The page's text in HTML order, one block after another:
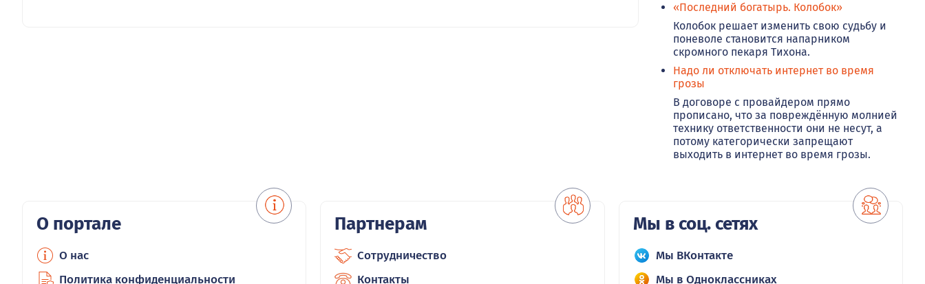
«Последний богатырь. Колобок»
Колобок решает изменить свою судьбу и
поневоле становится напарником
скромного пекаря Тихона.
Надо ли отключать интернет во время
грозы
В договоре с провайдером прямо
прописано, что за повреждённую молнией
технику ответственности они не несут, а
потому категорически запрещают
выходить в интернет во время грозы.
О портале
О нас
Политика конфиденциальности
Партнерам
Сотрудничество
Контакты
Мы в соц. сетях
Мы ВКонтакте
Мы в Одноклассниках